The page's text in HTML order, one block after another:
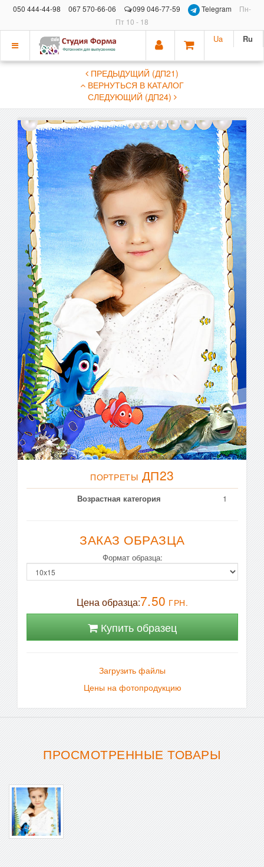
050 444-44-98 067 570-66-06 099 046-77-59 Telegram
Пн-
Пт 10 - 18
Показать
Ua Ru
ПРЕДЫДУЩИЙ (ДП21)
ВЕРНУТЬСЯ В КАТАЛОГ
СЛЕДУЮЩИЙ (ДП24)
ПОРТРЕТЫ ДП23
Возрастная категория 1
ЗАКАЗ ОБРАЗЦА
Формат образца:
Цена образца:7.50 ГРН.
Купить образец
Загрузить файлы
Цены на фотопродукцию
ПРОСМОТРЕННЫЕ ТОВАРЫ